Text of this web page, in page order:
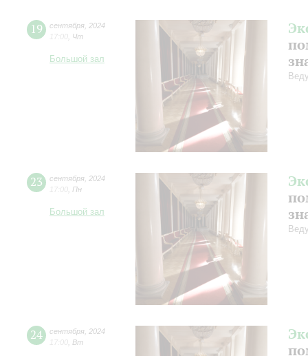
19 сентября 2024
17:00 Чт
Большой зал
23 сентября 2024
17:00 Пн
Большой зал
24 сентября 2024
17:00 Вт